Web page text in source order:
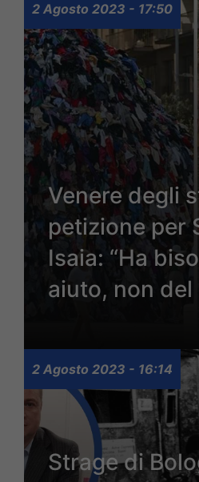
2 Agosto 2023 - 17:50
Venere degli
petizione per
Isaia: “Ha
aiuto, non del
2 Agosto 2023 - 16:14
Strage di